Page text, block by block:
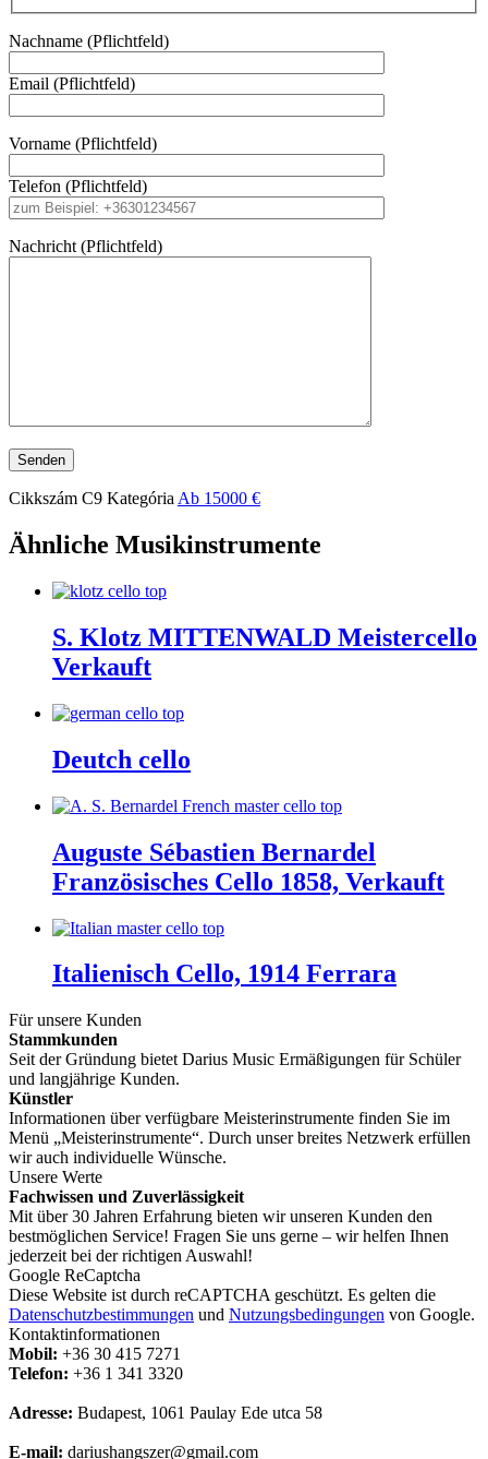
Nachname (Pflichtfeld)
Email (Pflichtfeld)
Vorname (Pflichtfeld)
Telefon (Pflichtfeld)
Nachricht (Pflichtfeld)
Cikkszám C9 Kategória Ab 15000 €
Ähnliche Musikinstrumente
S. Klotz MITTENWALD Meistercello
Verkauft
Deutch cello
Auguste Sébastien Bernardel
Französisches Cello 1858, Verkauft
Italienisch Cello, 1914 Ferrara
Für unsere Kunden
Stammkunden
Seit der Gründung bietet Darius Music Ermäßigungen für Schüler
und langjährige Kunden.
Künstler
Informationen über verfügbare Meisterinstrumente finden Sie im
Menü „Meisterinstrumente“. Durch unser breites Netzwerk erfüllen
wir auch individuelle Wünsche.
Unsere Werte
Fachwissen und Zuverlässigkeit
Mit über 30 Jahren Erfahrung bieten wir unseren Kunden den
bestmöglichen Service! Fragen Sie uns gerne – wir helfen Ihnen
jederzeit bei der richtigen Auswahl!
Google ReCaptcha
Diese Website ist durch reCAPTCHA geschützt. Es gelten die
Datenschutzbestimmungen und Nutzungsbedingungen von Google.
Kontaktinformationen
Mobil: +36 30 415 7271
Telefon: +36 1 341 3320
Adresse: Budapest, 1061 Paulay Ede utca 58
E-mail: dariushangszer@gmail.com